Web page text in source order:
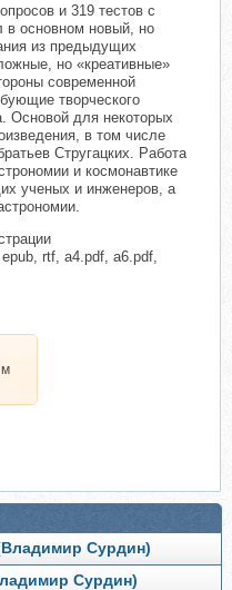
и 319 тестов с
в основном новый, но
из предыдущих
но «креативные»
современной
творческого
Основой для некоторых
в том числе
Стругацких. Работа
и космонавтике
ученых и инженеров, а
rtf, a4.pdf, a6.pdf,
Сурдин)
Сурдин)